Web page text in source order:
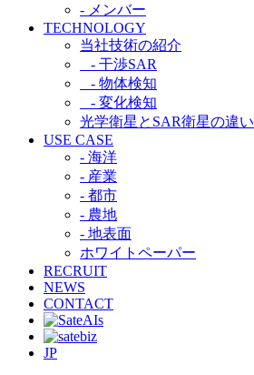
- メンバー
TECHNOLOGY
当社技術の紹介​
- 干渉SAR​
- 物体検知​
- 変化検知​
光学衛星とSAR衛星の違い​
USE CASE
- 海洋
- 産業
- 都市​
- 農地
- 地表面
ホワイトペーパー
RECRUIT
NEWS
CONTACT
JP